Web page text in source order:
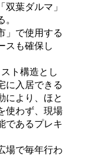
葉ダルマ」
」で使用する
スも確保し
ト構造とし
に入居できる
により、ほと
使わず、現場
であるプレキ
場で毎年行わ